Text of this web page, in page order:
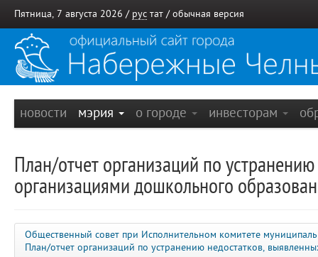
Пятница, 7 августа 2026 / рус тат / обычная версия
новости мэрия о городе инвесторам
План/отчет организаций по
организациями дошкольного
Общественный совет при Исполнительном комитете
План/отчет организаций по устранению недостатков,